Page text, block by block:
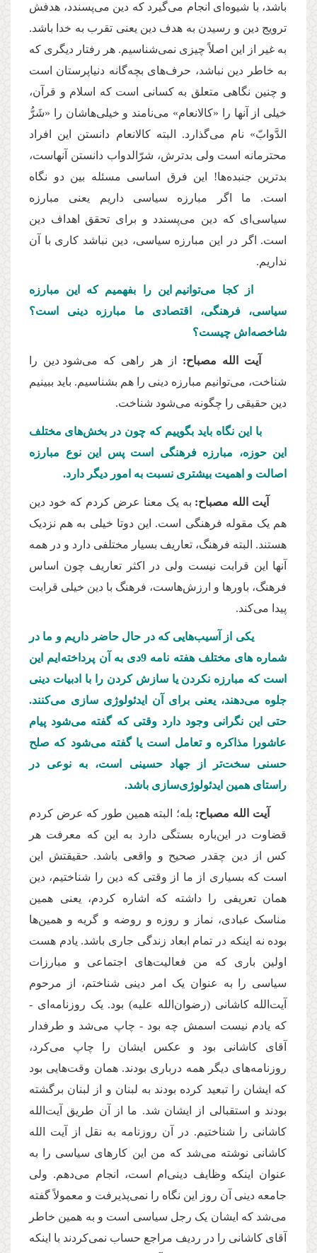
باشد، با شیوه ای انجام میگیرد که دین میپسندد، هدفش
ترویج دین و رسیدن به هدف دین یعنی تقرب به خدا باشد.
به غیر از این اصلاً چیزی نمیشناسیم. هر رفتار دیگری که
به خاطر دین نباشد، حرفهای بچهگانه دنیاپرستان است
و چنین نگاهی متعلق به کسانی است که اسلام و قرآن،
خیلی از آنها را «کالانعام» مینامند و خیلیهاشان را «شَرُّ
الدَّوابّ» نام میگذارد. البته کالانعام دانستن این افراد
محترمانه است ولی بدترش، شرّالدواب دانستن آنهاست،
بدترین جنبدهها! این فرق اساسی مسئله بین دو نگاه
است. ما اگر مبارزه سیاسی داریم یعنی مبارزه
سیاسی ای که دین میپسندد و برای تحقق اهداف دین
است. اگر در این مبارزه سیاسی، دین نباشد کاری با آن
نداریم.
از کجا میتوانیم این را بفهمیم که این مبارزه
سیاسی، فرهنگی، اقتصادی ما مبارزه دینی است؟
شاخصه اش چیست؟
آیت الله مصباح: از هر راهی که میشود دین را
شناخت، میتوانیم مبارزه دینی را هم بشناسیم. باید ببینیم
دین حقیقی را چگونه میشود شناخت.
با این نگاه باید بگوییم که چون در بخشهای مختلف
این حوزه، مبارزه فرهنگی است پس این نوع مبارزه
اصالت و اهمیت بیشتری نسبت به امور دیگر دارد.
آیت الله مصباح: به یک معنا عرض کردم که خود دین
هم یک مقوله فرهنگی است. این دوتا خیلی به هم نزدیک
هستند. البته فرهنگ، تعاریف بسیار مختلفی دارد و در همه
آنها این قرابت نیست ولی در اکثر تعاریف چون اساس
فرهنگ، باورها و ارزشهاست، فرهنگ با دین خیلی قرابت
پیدا میکند.
یکی از آسیبهایی که در حال حاضر داریم و ما در
شماره های مختلف هفته نامه 9دی به آن پرداخته ایم این
است که مبارزه نکردن یا سازش کردن را با ادبیات دینی
جلوه میدهند، یعنی برای آن ایدئولوژی سازی میکنند.
حتی این نگرانی وجود دارد وقتی که گفته میشود پیام
عاشورا مذاکره و تعامل است یا گفته میشود که صلح
حسنی سختتر از جهاد حسینی است، به نوعی در
راستای همین ایدئولوژیسازی باشد.
آیت الله مصباح: بله؛ البته همین طور که عرض کردم
قضاوت در اینباره بستگی دارد به این که معرفت هر
کس از دین چقدر صحیح و واقعی باشد. حقیقتش این
است که بسیاری از ما از وقتی که دین را شناختیم، دین
همان تعریفی را داشته که اشاره کردم، یعنی همین
مناسک عبادی، نماز و روزه و روضه و گریه و همینها
بوده نه اینکه در تمام ابعاد زندگی جاری باشد. یادم هست
اولین باری که من فعالیتهای اجتماعی و مبارزات
سیاسی را به عنوان یک امر دینی شناختم، از مرحوم
آیت الله کاشانی (رضوان الله علیه) بود. یک روزنامه ای -
که یادم نیست اسمش چه بود - چاپ میشد و طرفدار
آقای کاشانی بود و عکس ایشان را چاپ میکرد،
روزنامههای دیگر همه درباری بودند. همان وقتهایی بود
که ایشان را تبعید کرده بودند به لبنان و از لبنان برگشته
بودند و استقبالی از ایشان شد. ما از آن طریق آیت الله
کاشانی را شناختیم. در آن روزنامه به نقل از آیت الله
کاشانی نوشته میشد که من این کارهای سیاسی را به
عنوان اینکه وظایف دینی ام است، انجام میدهم. ولی
جامعه دینی آن روز این نگاه را نمیپذیرفت و معمولاً گفته
میشد که ایشان یک رجل سیاسی است و به همین خاطر
آقای کاشانی را در ردیف مراجع حساب نمیکردند با اینکه